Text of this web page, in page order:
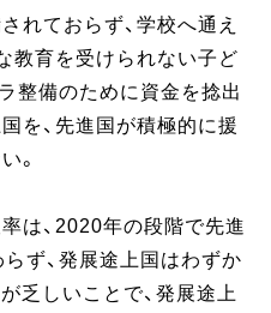
れておらず、学校へ通え
教育を受けられない子ど
整備のために資金を捻出
を、先進国が積極的に援
。
は、2020年の段階で先進
ず、発展途上国はわずか
乏しいことで、発展途上